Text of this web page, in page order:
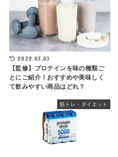
2022.03.03
【監修】プロテインを味の種類ご
とにご紹介！おすすめや美味しく
て飲みやすい商品はどれ？
筋トレ・ダイエット